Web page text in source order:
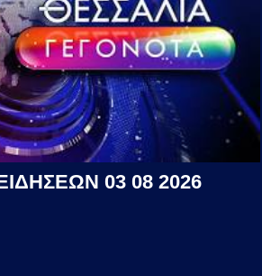
03 08 2026